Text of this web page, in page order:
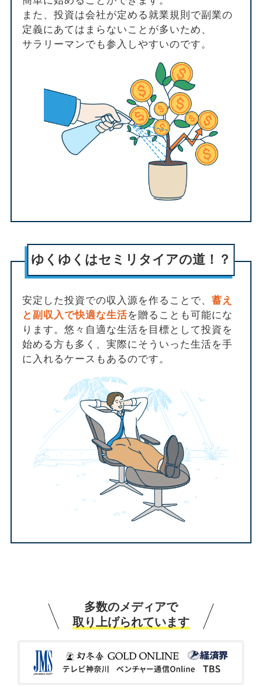
また、投資は会社が定める就業規則で副業の
定義にあてはまらないことが多いため、
サラリーマンでも参入しやすいのです。
ゆくゆくはセミリタイアの道！？
安定した投資での収入源を作ることで、 蓄え
と副収入で快適な生活を贈ることも可能にな
ります。悠々自適な生活を目標として投資を
始める方も多く、実際にそういった生活を手
に入れるケースもあるのです。
多数のメディアで
取り上げられています